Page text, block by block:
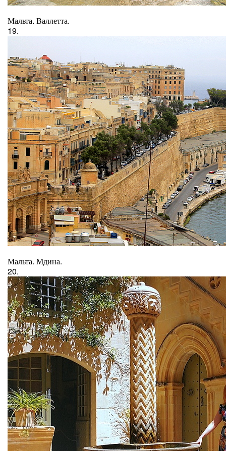
Мальта. Валлетта.
19.
Мальта. Мдина.
20.